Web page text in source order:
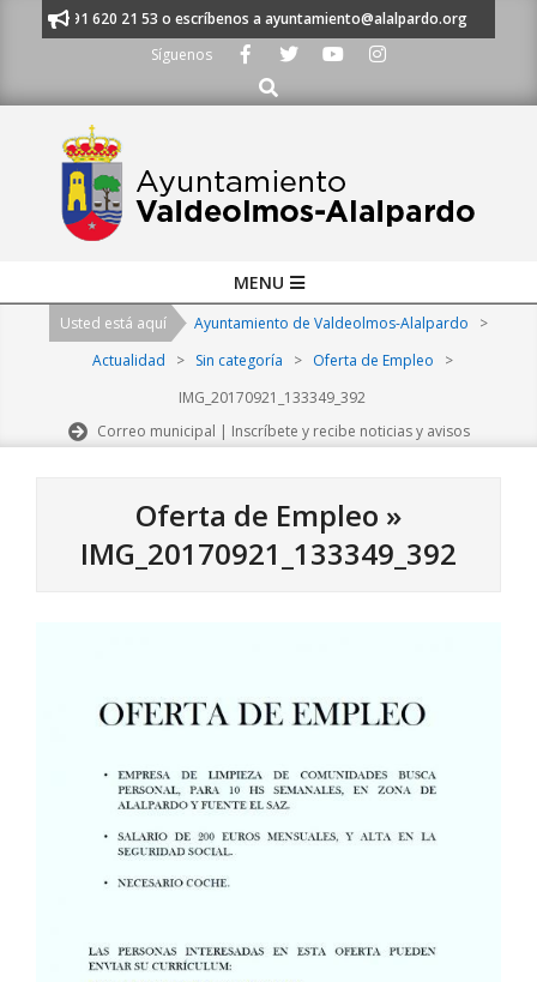
al 91 620 21 53 o escríbenos a ayuntamiento@alalpardo.org
Síguenos
Buscar
Navigation
MENU
Usted está aquí Ayuntamiento de Valdeolmos-Alalpardo
>
Actualidad
> Sin categoría > Oferta de Empleo
>
IMG_20170921_133349_392
Correo municipal | Inscríbete y recibe noticias y avisos
Oferta de Empleo »
IMG_20170921_133349_392